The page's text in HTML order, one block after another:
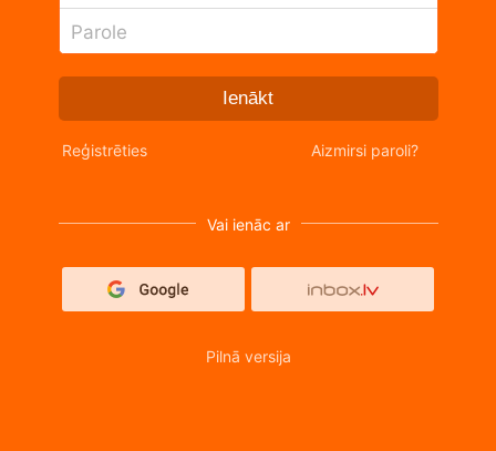
Parole
Ienākt
Reģistrēties Aizmirsi paroli?
Vai ienāc ar
Pilnā versija